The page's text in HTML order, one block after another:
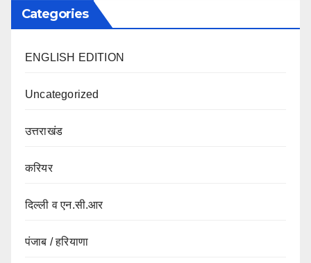
Categories
ENGLISH EDITION
Uncategorized
उत्तराखंड
करियर
दिल्ली व एन.सी.आर
पंजाब / हरियाणा